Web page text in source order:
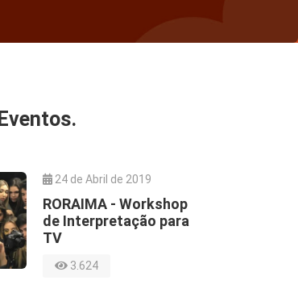
Eventos.
24 de Abril de 2019
RORAIMA - Workshop
de Interpretação para
TV
3.624